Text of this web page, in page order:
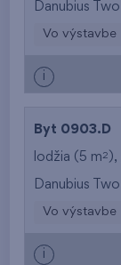
Danubius Two
Vo výstavbe
i
Byt 0903.D
lodžia (5 m2 ),
Danubius Two
Vo výstavbe
i